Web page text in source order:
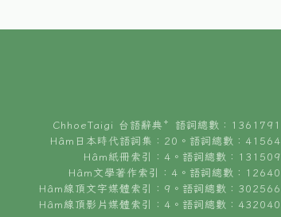
ChhoeTaigi 台語辭典⁺ 語詞總數：1361791
Hâm日本時代語詞集：20。語詞總數：41564
Hâm紙冊索引：4。語詞總數：131509
Hâm文學著作索引：4。語詞總數：12640
Hâm線頂文字媒體索引：9。語詞總數：302566
Hâm線頂影片媒體索引：4。語詞總數：432040